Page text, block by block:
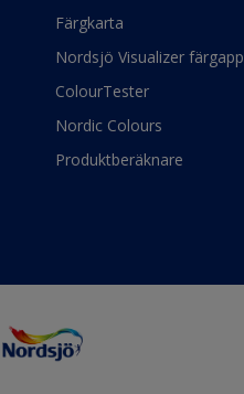
Färgkarta
Nordsjö Visualizer färgapp
ColourTester
Nordic Colours
Produktberäknare